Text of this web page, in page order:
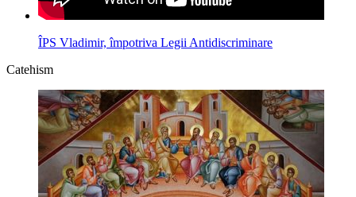
ÎPS Vladimir, împotriva Legii Antidiscriminare
Catehism